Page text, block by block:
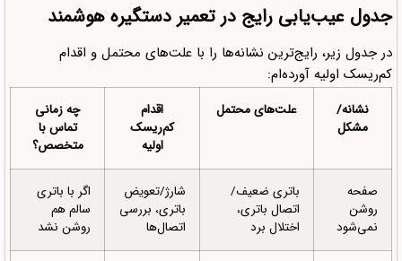
جدول عیب‌یابی رایج در تعمیر دستگیره هوشمند
در جدول زیر، رایج‌ترین نشانه‌ها را با علت‌های محتمل و اقدام
کم‌ریسک اولیه آورده‌ام:
نشانه/
مشکل
علت‌های محتمل
اقدام
کم‌ریسک
اولیه
چه زمانی
تماس با
متخصص؟
صفحه
روشن
نمی‌شود
باتری ضعیف/
اتصال باتری،
اختلال برد
شارژ/تعویض
باتری، بررسی
اتصال‌ها
اگر با باتری
سالم هم
روشن نشد